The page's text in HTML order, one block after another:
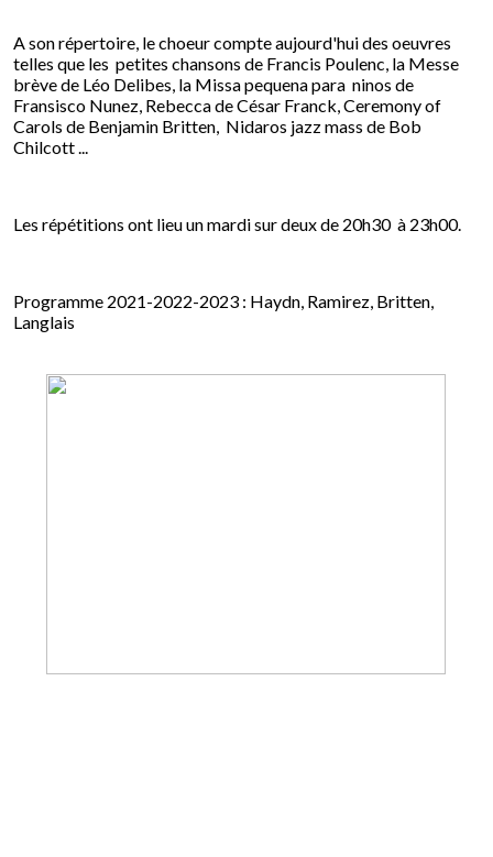
A son répertoire, le choeur compte aujourd'hui des oeuvres
telles que les petites chansons de Francis Poulenc, la Messe
brève de Léo Delibes, la Missa pequena para ninos de
Fransisco Nunez, Rebecca de César Franck, Ceremony of
Carols de Benjamin Britten, Nidaros jazz mass de Bob
Chilcott ...
Les répétitions ont lieu un mardi sur deux de 20h30 à 23h00.
Programme 2021-2022-2023 : Haydn, Ramirez, Britten,
Langlais